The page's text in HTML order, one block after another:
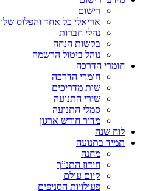
רישום
אריאלי כל אחד והפלוס שלו
נהלי חברות
בקשות הנחה
נוהל ביטול הרשמה
חומרי הדרכה
חומרי הדרכה
שות מדריכים
שירי התנועה
סמלי התנועה
מדור חודש ארגון
לוח שנה
תמיד בתנועה
מחנה
חידון התנ”ך
קיום עולם
פעילויות הסניפים